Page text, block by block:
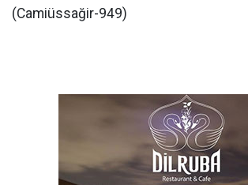
(Camiüssağir-949)